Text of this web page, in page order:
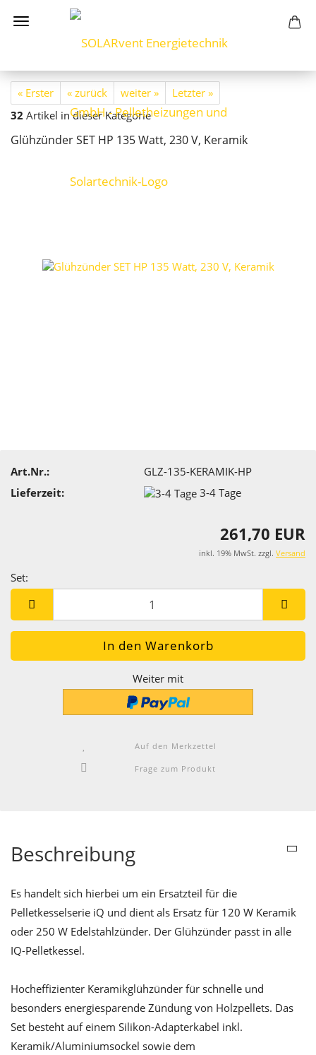
« Erster « zurück weiter »
Letzter »
32 Artikel in dieser Kategorie
Glühzünder SET HP 135 Watt, 230 V, Keramik
Art.Nr.:
GLZ-135-KERAMIK-HP
Lieferzeit:
3-4 Tage
261,70 EUR
inkl. 19% MwSt. zzgl. Versand
Set:
Set
Weiter mit
Auf den Merkzettel
Frage zum Produkt
Beschreibung
Es handelt sich hierbei um ein Ersatzteil für die
Pelletkesselserie iQ und dient als Ersatz für 120 W Keramik
oder 250 W Edelstahlzünder. Der Glühzünder passt in alle
IQ-Pelletkessel.
Hocheffizienter Keramikglühzünder für schnelle und
besonders energiesparende Zündung von Holzpellets. Das
Set besteht auf einem Silikon-Adapterkabel inkl.
Keramik/Aluminiumsockel sowie dem